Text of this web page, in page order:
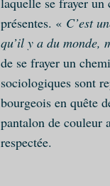
présentes. « C’est
qu’il y a du monde,
de se frayer un
sociologiques sont
bourgeois en quête
pantalon de couleur
respectée.